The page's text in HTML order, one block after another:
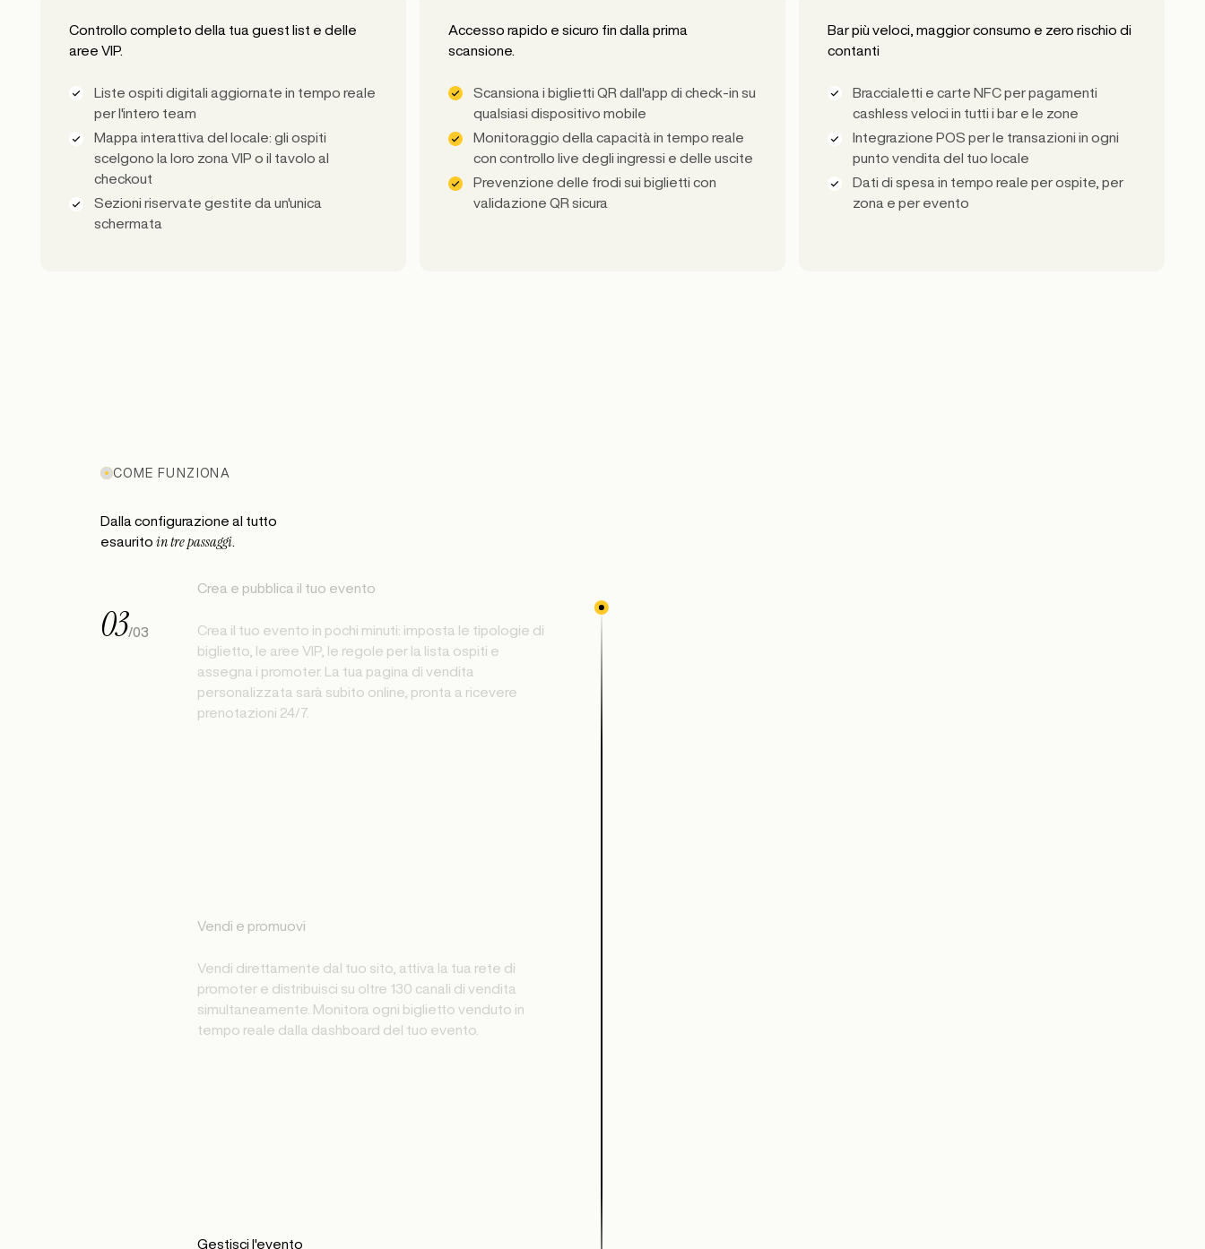
Controllo completo della tua guest list e delle
aree VIP.
Liste ospiti digitali aggiornate in tempo reale
per l'intero team
Mappa interattiva del locale: gli ospiti
scelgono la loro zona VIP o il tavolo al
checkout
Sezioni riservate gestite da un'unica
schermata
Accesso rapido e sicuro fin dalla prima
scansione.
Scansiona i biglietti QR dall'app di check-in su
qualsiasi dispositivo mobile
Monitoraggio della capacità in tempo reale
con controllo live degli ingressi e delle uscite
Prevenzione delle frodi sui biglietti con
validazione QR sicura
Bar più veloci, maggior consumo e zero rischio di
contanti
Braccialetti e carte NFC per pagamenti
cashless veloci in tutti i bar e le zone
Integrazione POS per le transazioni in ogni
punto vendita del tuo locale
Dati di spesa in tempo reale per ospite, per
zona e per evento
COME FUNZIONA
Dalla configurazione al tutto
esaurito in tre passaggi
Crea e pubblica il tuo evento
Crea il tuo evento in pochi minuti: imposta le tipologie di
biglietto, le aree VIP, le regole per la lista ospiti e
assegna i promoter. La tua pagina di vendita
personalizzata sarà subito online, pronta a ricevere
prenotazioni 24/7.
Vendi e promuovi
Vendi direttamente dal tuo sito, attiva la tua rete di
promoter e distribuisci su oltre 130 canali di vendita
simultaneamente. Monitora ogni biglietto venduto in
tempo reale dalla dashboard del tuo evento.
Gestisci l'evento
03/03